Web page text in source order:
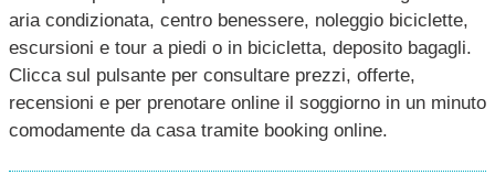
aria condizionata, centro benessere, noleggio biciclette,
escursioni e tour a piedi o in bicicletta, deposito bagagli.
Clicca sul pulsante per consultare prezzi, offerte,
recensioni e per prenotare online il soggiorno in un minuto
comodamente da casa tramite booking online.